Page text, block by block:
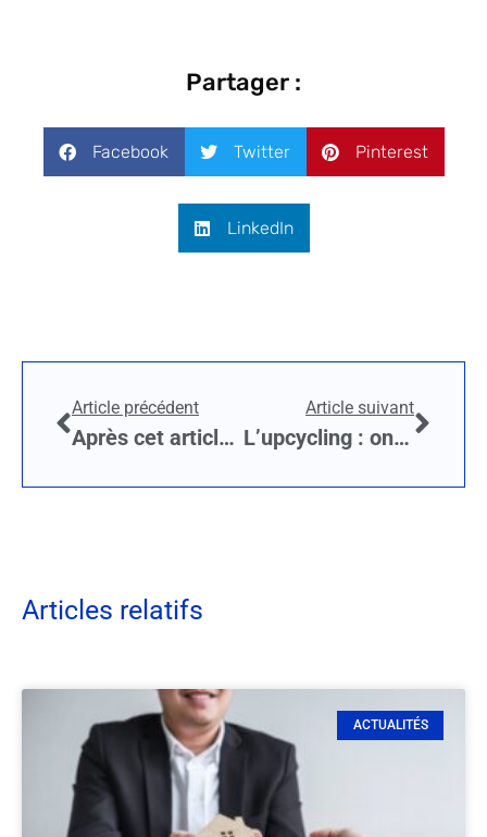
Partager :
Facebook Twitter Pinterest
LinkedIn
Article précédent
Après cet article, vous allez dire « je vais recycler » au lieu de « pourquoi recycle »
Article suivant
L’upcycling : on vous explique tout
Articles relatifs
ACTUALITÉS